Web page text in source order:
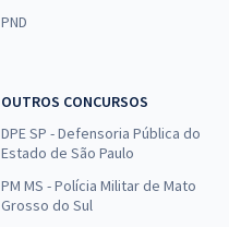
PND
OUTROS CONCURSOS
DPE SP - Defensoria Pública do
Estado de São Paulo
PM MS - Polícia Militar de Mato
Grosso do Sul